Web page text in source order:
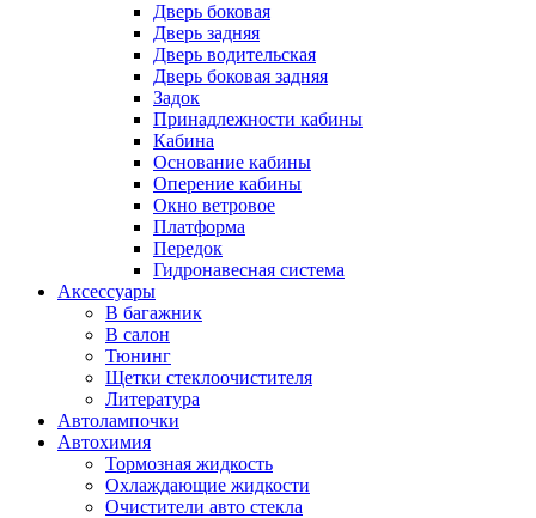
Дверь боковая
Дверь задняя
Дверь водительская
Дверь боковая задняя
Задок
Принадлежности кабины
Кабина
Основание кабины
Оперение кабины
Окно ветровое
Платформа
Передок
Гидронавесная система
Аксессуары
В багажник
В салон
Тюнинг
Щетки стеклоочистителя
Литература
Автолампочки
Автохимия
Тормозная жидкость
Охлаждающие жидкости
Очистители авто стекла